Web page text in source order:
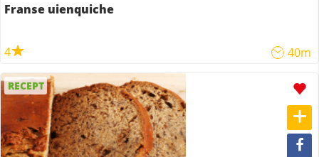
Franse uienquiche
4 40m
RECEPT